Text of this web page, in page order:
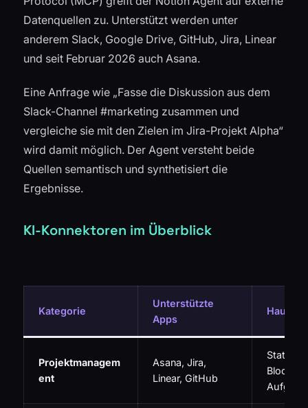
Datenquellen zu. Unterstützt werden unter
anderem Slack, Google Drive, GitHub, Jira, Linear
und seit Februar 2026 auch Asana.
Eine Anfrage wie „Fasse die Diskussion aus dem
Slack-Channel #marketing zusammen und
vergleiche sie mit den Zielen im Jira-Projekt Alpha“
wird damit möglich. Der Agent versteht beide
Quellen semantisch und synthetisiert die
Ergebnisse.
KI-Konnektoren im Überblick
Kategorie
Unterstützte
Apps
Projektmanagem
ent
Asana, Jira,
Linear, GitHub
Status
Blocker